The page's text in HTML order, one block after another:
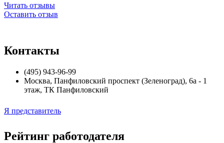
Читать отзывы
Оставить отзыв
Контакты
(495) 943-96-99
Москва, Панфиловский проспект (Зеленоград), 6а - 1
этаж, ТК Панфиловский
Я представитель
Рейтинг работодателя